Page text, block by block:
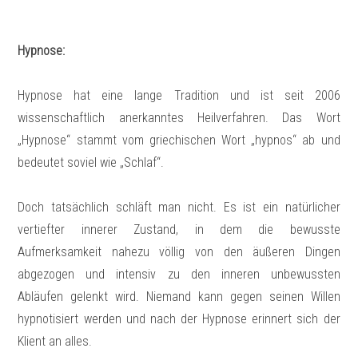
Hypnose:
Hypnose hat eine lange Tradition und ist seit 2006
wissenschaftlich anerkanntes Heilverfahren. Das Wort
„Hypnose“ stammt vom griechischen Wort „hypnos“ ab und
bedeutet soviel wie „Schlaf“.
Doch tatsächlich schläft man nicht. Es ist ein natürlicher
vertiefter innerer Zustand, in dem die bewusste
Aufmerksamkeit nahezu völlig von den äußeren Dingen
abgezogen und intensiv zu den inneren unbewussten
Abläufen gelenkt wird. Niemand kann gegen seinen Willen
hypnotisiert werden und nach der Hypnose erinnert sich der
Klient an alles.